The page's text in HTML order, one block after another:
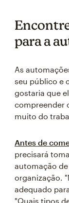
para a
As
seu público e
gostaria que
compreender
muito do
Antes de
precisará
automação
organização.
adequado
"Quais tipos